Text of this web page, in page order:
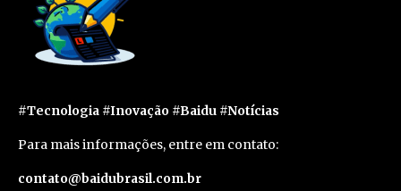
#Tecnologia #Inovação #Baidu #Notícias
Para mais informações, entre em contato:
contato@baidubrasil.com.br